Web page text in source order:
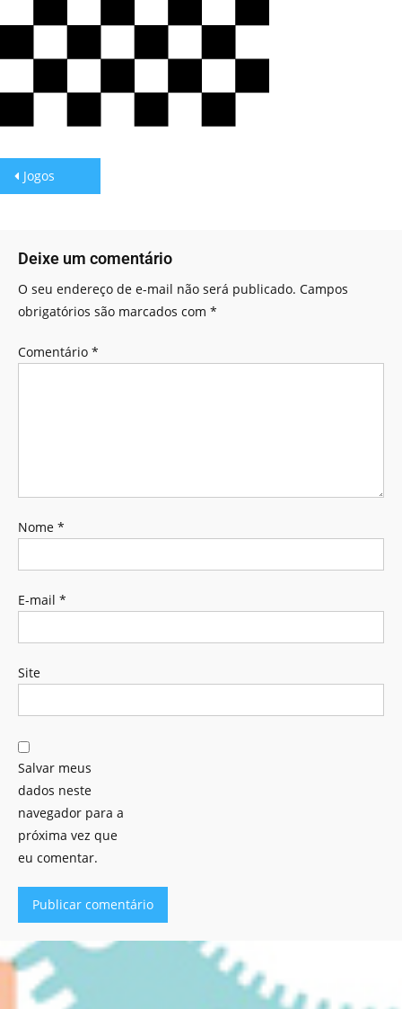
Jogos
Deixe um comentário
O seu endereço de e-mail não será publicado. Campos
obrigatórios são marcados com *
Comentário *
Nome *
E-mail *
Site
Salvar meus
dados neste
navegador para a
próxima vez que
eu comentar.